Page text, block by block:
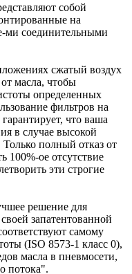
собой
на
ми соединительными
сжатый воздух
масла, чтобы
определенных
фильтров на
что ваша
в случае высокой
Только полный отказ от
100%-ое отсутствие
эти строгие
решение для
запатентованной
самому
(ISO 8573-1 класс 0),
масла в пневмосети,
потока".